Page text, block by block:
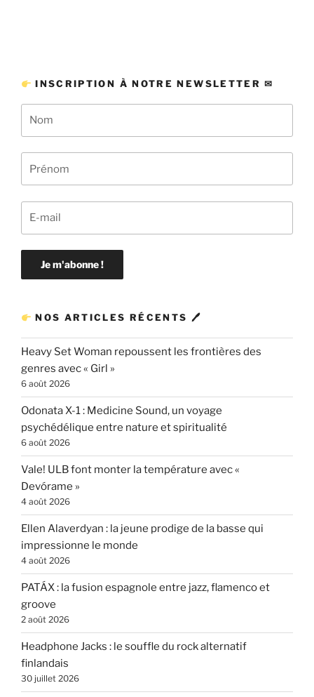
INSCRIPTION À NOTRE NEWSLETTER ✉
NOS ARTICLES RÉCENTS 🖊
Heavy Set Woman repoussent les frontières des
genres avec « Girl »
6 août 2026
Odonata X-1 : Medicine Sound, un voyage
psychédélique entre nature et spiritualité
6 août 2026
Vale! ULB font monter la température avec «
Devórame »
4 août 2026
Ellen Alaverdyan : la jeune prodige de la basse qui
impressionne le monde
4 août 2026
PATÁX : la fusion espagnole entre jazz, flamenco et
groove
2 août 2026
Headphone Jacks : le souffle du rock alternatif
finlandais
30 juillet 2026